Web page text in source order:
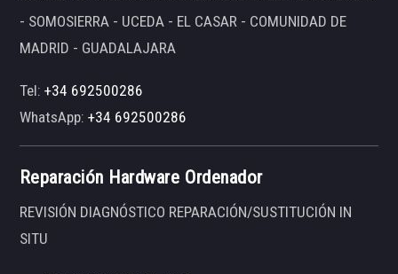
- SOMOSIERRA - UCEDA - EL CASAR - COMUNIDAD DE
MADRID - GUADALAJARA
Tel:+34 692500286
WhatsApp:+34 692500286
Reparación Hardware Ordenador
REVISIÓN DIAGNÓSTICO REPARACIÓN/SUSTITUCIÓN IN
SITU